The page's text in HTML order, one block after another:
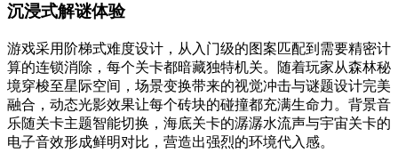
沉浸式解谜体验
游戏采用阶梯式难度设计，从入门级的图案匹配到需要精密计
算的连锁消除，每个关卡都暗藏独特机关。随着玩家从森林秘
境穿梭至星际空间，场景变换带来的视觉冲击与谜题设计完美
融合，动态光影效果让每个砖块的碰撞都充满生命力。背景音
乐随关卡主题智能切换，海底关卡的潺潺水流声与宇宙关卡的
电子音效形成鲜明对比，营造出强烈的环境代入感。